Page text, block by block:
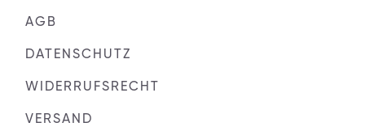
AGB
DATENSCHUTZ
WIDERRUFSRECHT
VERSAND